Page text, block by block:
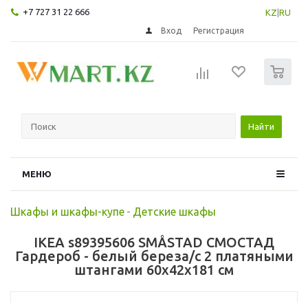
+7 727 31 22 666 KZ RU
Вход Регистрация
Найти
МЕНЮ
Шкафы и шкафы-купе - Детские шкафы
IKEA s89395606 SMÅSTAD СМОСТАД
Гардероб - белый береза/с 2 платяными
штангами 60x42x181 см